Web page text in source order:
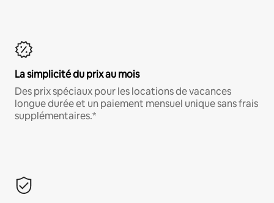
La simplicité du prix au mois
Des prix spéciaux pour les locations de vacances
longue durée et un paiement mensuel unique sans frais
supplémentaires.*